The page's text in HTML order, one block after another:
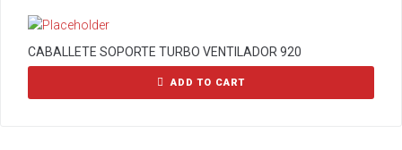
CABALLETE SOPORTE TURBO VENTILADOR 920
ADD TO CART